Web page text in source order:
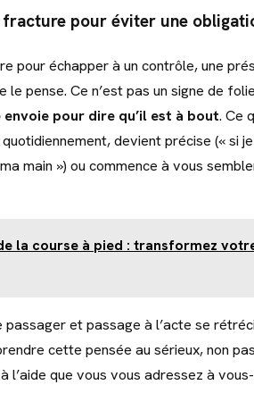
pour éviter une
pour échapper à un contrôle, une
le pense. Ce n’est pas un signe de
pour dire qu’il est à bout. Ce
devient précise (« si
main ») ou commence à vous
la course à pied : transformez
et passage à l’acte se
cette pensée au sérieux, non
l’aide que vous vous adressez à